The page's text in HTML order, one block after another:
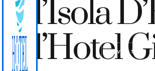
PREVENTIVO
All’Isola
All’Hotel